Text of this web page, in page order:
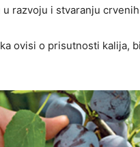
razvoju i stvaranju
ovisi o prisutnosti kalija,